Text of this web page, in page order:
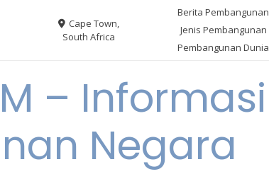
Cape Town,
South Africa
Berita Pembangunan
Jenis Pembangunan
Pembangunan Dunia
– Informasi
Negara